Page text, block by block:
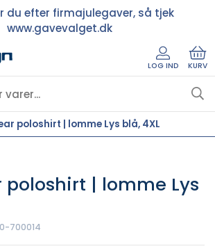
du efter firmajulegaver, så tjek
www.gavevalget.dk
LOG IND KURV
poloshirt | lomme Lys blå, 4XL
poloshirt | lomme Lys
700014